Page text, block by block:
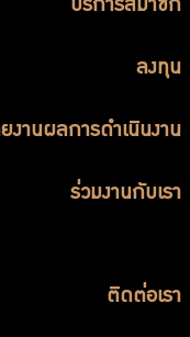
บริการสมาชิก
ลงทุน
ยงานผลการดำเนินงาน
ร่วมงานกับเรา
ติดต่อเรา